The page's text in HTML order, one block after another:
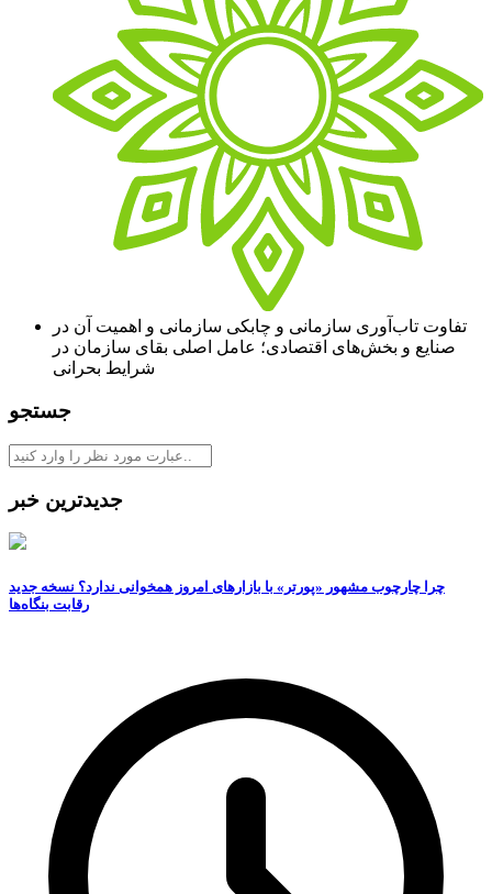
تفاوت تاب‌آوری سازمانی و چابکی سازمانی و اهمیت آن در
صنایع و بخش‌های اقتصادی؛ عامل اصلی بقای سازمان در
شرایط بحرانی
جستجو
جدیدترین خبر
چرا چارچوب مشهور «پورتر» با بازارهای امروز همخوانی ندارد؟ نسخه جدید
رقابت‌ بنگاه‌ها